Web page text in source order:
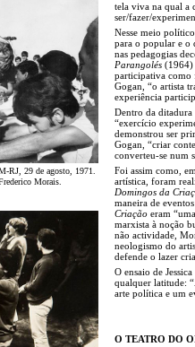
RJ, 29 de agosto, 1971.
Morais.
tela viva na qual a
ser/fazer/
Nesse meio
para o popular e o
nas pedagogias
Parangolés (1964)
participativa como
Gogan, “o artista
experiência
Dentro da ditadura
“exercício
demonstrou ser
Gogan, “criar
converteu-se num
Foi assim como,
artística, foram
Domingos da
maneira de
Criação eram
marxista à noção
não actividade,
neologismo do
defende o lazer
O ensaio de
qualquer latitude:
arte política e um
O TEATRO DO